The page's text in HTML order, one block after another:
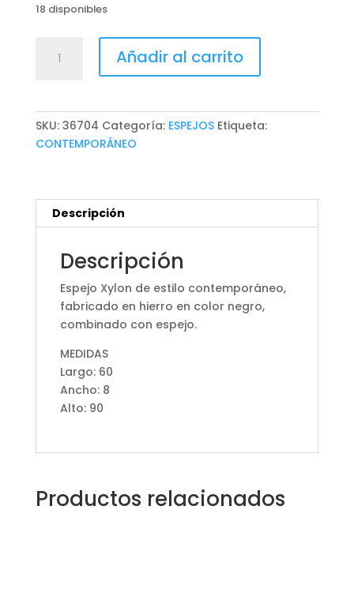
18 disponibles
XYLON
Añadir al carrito
SKU: 36704 Categoría: ESPEJOS Etiqueta:
CONTEMPORÁNEO
Descripción
Descripción
Espejo Xylon de estilo contemporáneo,
fabricado en hierro en color negro,
combinado con espejo.
MEDIDAS
Largo: 60
Ancho: 8
Alto: 90
Productos relacionados